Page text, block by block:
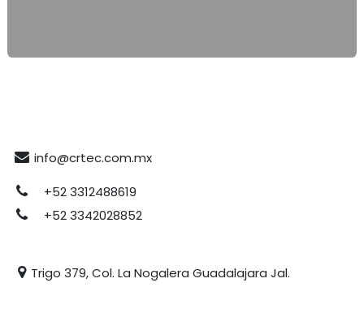
info@crtec.com.mx
+52 3312488619
+52 3342028852
Trigo 379, Col. La Nogalera Guadalajara Jal.